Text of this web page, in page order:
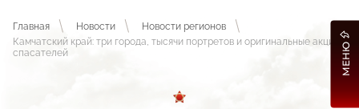
Главная Новости
Новости регионов
Камчатский край: три города, тысячи портретов и оригинальные акции
спасателей
МЕНЮ